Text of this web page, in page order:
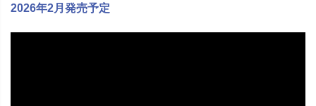
2026年2月発売予定